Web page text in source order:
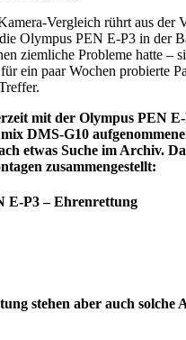
Vergleich rührt aus der
Olympus PEN E-P3 in der
ziemliche Probleme hatte –
ein paar Wochen probierte
mit der Olympus PEN
DMS-G10
etwas Suche im Archiv.
zusammengestellt:
E-P3 – Ehrenrettung
stehen aber auch solche